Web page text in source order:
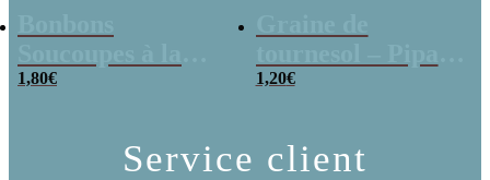
poudre (x20)
1,80€
x 3
1,20€
Service client